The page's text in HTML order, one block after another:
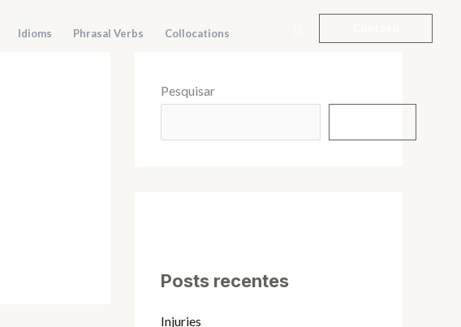
Idioms Phrasal Verbs Collocations
Pesquisar
Posts recentes
Injuries